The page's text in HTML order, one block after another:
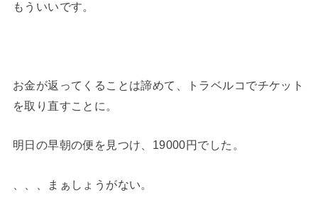
もういいです。
お金が返ってくることは諦めて、トラベルコでチケット
を取り直すことに。
明日の早朝の便を見つけ、19000円でした。
、、、まぁしょうがない。